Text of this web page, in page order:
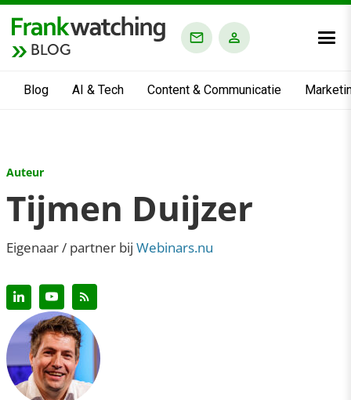
BLOG
Blog AI & Tech Content & Communicatie
Auteur
Tijmen Duijzer
Eigenaar / partner bij Webinars.nu